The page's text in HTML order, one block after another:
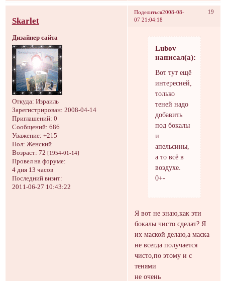
Поделиться 19
2008-08-
07 21:04:18
Skarlet
Дизайнер сайта
Откуда: Израиль
Зарегистрирован: 2008-04-14
Приглашений: 0
Сообщений: 686
Уважение: +215
Пол: Женский
Возраст: 72 [1954-01-14]
Провел на форуме:
4 дня 13 часов
Последний визит:
2011-06-27 10:43:22
Lubov
написал(а):
Вот тут ещё
интересней,
только
теней надо
добавить
под бокалы
и
апельсины,
а то всё в
воздухе.
0+-
Я вот не знаю,как эти
бокалы чисто сделат? Я
их маской делаю,а маска
не всегда получается
чисто,по этому и с
тенями
не очень